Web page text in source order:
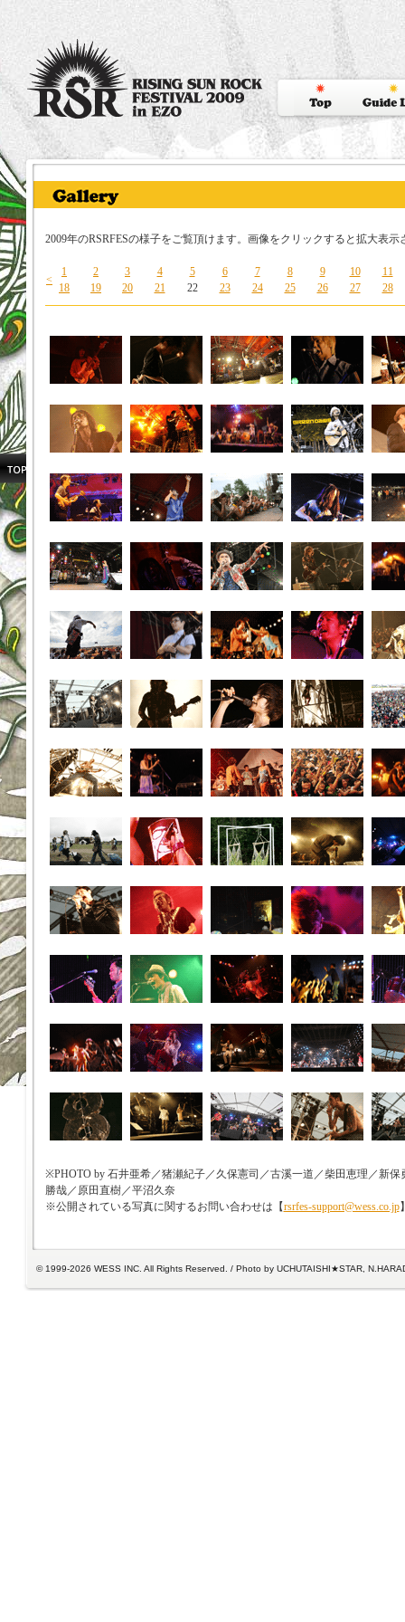
2009年のRSRFESの様子をご覧頂けます。画像をクリックすると拡大表示
<
1 2 3 4 5 6 7 8 9 10
11
18
19 20 21 22 23 24 25 26 27 28
※PHOTO by 石井亜希／猪瀬紀子／久保憲司／古溪一道／柴田恵理／新
勝哉／原田直樹／平沼久奈
※公開されている写真に関するお問い合わせは【rsrfes-support@wess.co.jp
© 1999-2026 WESS INC. All Rights Reserved. / Photo by UCHUTAISHI★STAR,